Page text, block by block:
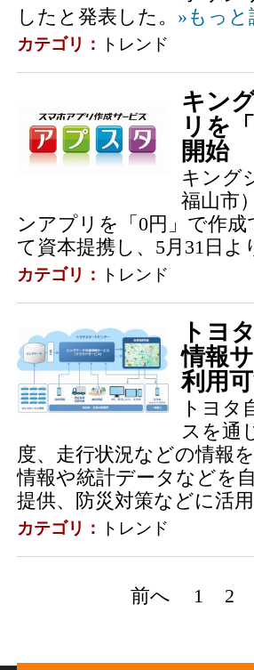
したと発表した。 »もっと
カテゴリ： トレンド
キン
リを
開始
キング
福山市
ンアプリを「0円」で作
て資本提携し、5月31日
カテゴリ： トレンド
トヨ
情報
利用
トヨタ
スを通
度、走行状況などの情報
情報や統計データなどを
提供、防災対策などに活
カテゴリ： トレンド
前へ 1 2